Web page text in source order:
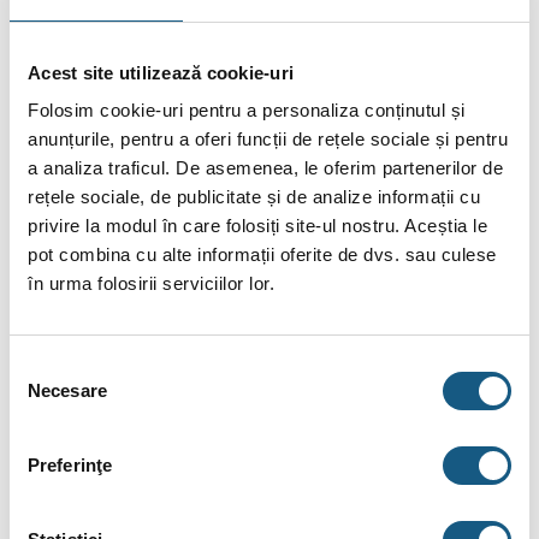
Acest site utilizează cookie-uri
Folosim cookie-uri pentru a personaliza conținutul și
anunțurile, pentru a oferi funcții de rețele sociale și pentru
a analiza traficul. De asemenea, le oferim partenerilor de
rețele sociale, de publicitate și de analize informații cu
privire la modul în care folosiți site-ul nostru. Aceștia le
pot combina cu alte informații oferite de dvs. sau culese
în urma folosirii serviciilor lor.
consimțământului
Necesare
Preferinţe
evitând depunerile de calcar pe rezistenţă.
Datorită suprafeţei mari de încălzire, volumul de apă stocat
poate fi redus, iar pierderea de energie este şi ea redusă la
minim.
Rezervorul de apă caldă se poate dilata şi contracta ca
urmare a variaţiilor de presiune care intervin la fiecare
preparare a apei calde de-a lungul întregii durate de utilizare.
Turbulenţa naturală din baza concavă ţine particulele în
bacteriilor Legionella.
Caracteristici: